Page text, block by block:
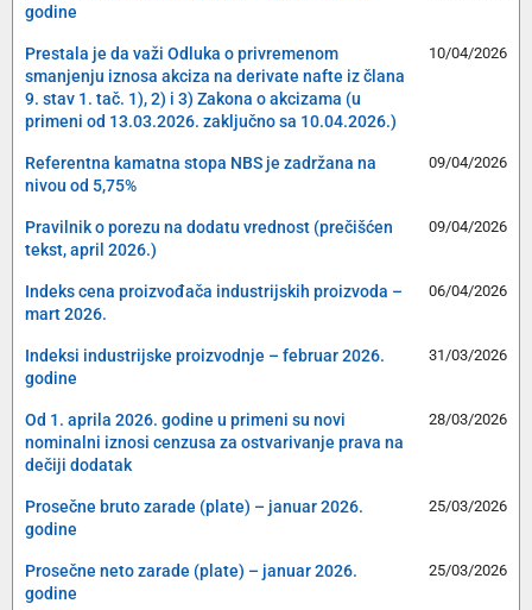
godine
Prestala je da važi Odluka o privremenom
smanjenju iznosa akciza na derivate nafte iz člana
9. stav 1. tač. 1), 2) i 3) Zakona o akcizama (u
primeni od 13.03.2026. zaključno sa 10.04.2026.)
10/04/2026
Referentna kamatna stopa NBS je zadržana na
nivou od 5,75%
09/04/2026
Pravilnik o porezu na dodatu vrednost (prečišćen
tekst, april 2026.)
09/04/2026
Indeks cena proizvođača industrijskih proizvoda –
mart 2026.
06/04/2026
Indeksi industrijske proizvodnje – februar 2026.
godine
31/03/2026
Od 1. aprila 2026. godine u primeni su novi
nominalni iznosi cenzusa za ostvarivanje prava na
dečiji dodatak
28/03/2026
Prosečne bruto zarade (plate) – januar 2026.
godine
25/03/2026
Prosečne neto zarade (plate) – januar 2026.
godine
25/03/2026